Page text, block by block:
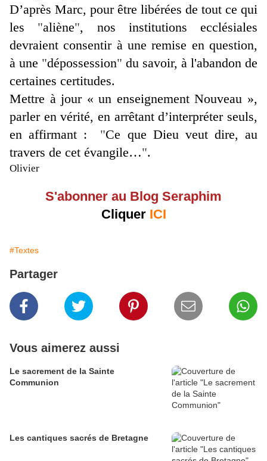
D’après Marc, pour être libérées de tout ce qui
les "aliène", nos institutions ecclésiales
devraient consentir à une remise en question,
à une "dépossession" du savoir, à l'abandon de
certaines certitudes.
Mettre à jour « un enseignement Nouveau »,
parler en vérité, en arrêtant d’interpréter seuls,
en affirmant : "Ce que Dieu veut dire, au
travers de cet évangile…".
Olivier
S'abonner au Blog Seraphim
Cliquer ICI
#Textes
Partager
Vous aimerez aussi
Le sacrement de la Sainte
Communion
Les cantiques sacrés de Bretagne